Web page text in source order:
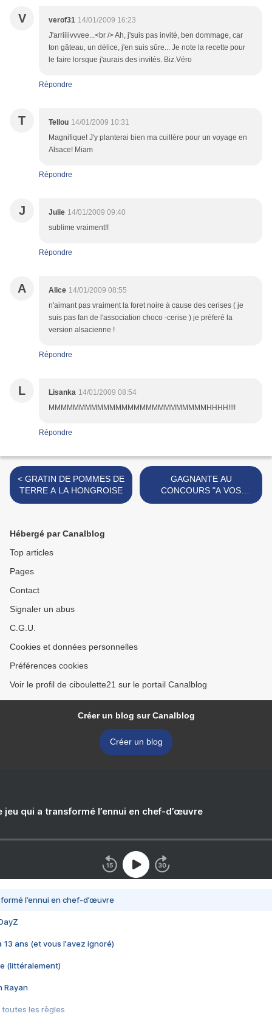
V verof31 14/01/2009 16:23
J'arriiiivvvee...<br /> Ah, j'suis pas invité, ben dommage, car
ton gâteau, un délice, j'en suis sûre... Je note la recette pour
le faire lorsque j'aurais des invités. Biz.Véro
Répondre
T Tellou 14/01/2009 10:31
Magnifique! J'y planterai bien ma cuillère pour un voyage en
Alsace! Miam
Répondre
J Julie 14/01/2009 09:40
sublime vraiment!!
Répondre
A Alice 14/01/2009 08:55
n'aimant pas vraiment la foret noire à cause des cerises ( je
suis pas fan de l'association choco -cerise ) je prèferé la
version alsacienne !
Répondre
L Lisanka 14/01/2009 08:54
MMMMMMMMMMMMMMMMMMMMMMMMMMHHHH!!!!
Répondre
< GRATIN DE POMMES DE
TERRE A LA HONGROISE
GAGNANTE AU
CONCOURS "A VOS
CASSEROLES" POUR LA
Hébergé par Canalblog
Top articles
Pages
Contact
Signaler un abus
C.G.U.
Cookies et données personnelles
Préférences cookies
Voir le profil de ciboulette21 sur le portail Canalblog
Créer un blog sur Canalblog
Créer un blog
jeu qui a transformé l’ennui en chef-d’œuvre
l’ennui en chef-d’œuvre
13 ans (et vous l'avez ignoré)
(littéralement)
Rayan
toutes les règles